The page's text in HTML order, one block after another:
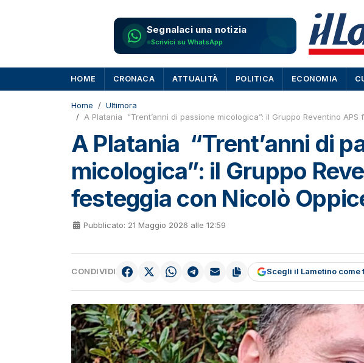
Segnalaci una notizia
Scrivici su WhatsApp
HOME CRONACA ATTUALITÀ POLITICA ECONOMIA
Home
Ultimora
A Platania “Trent’anni di passione micologica”: il Gruppo Reventino
A Platania “Trent’anni di
micologica”: il Gruppo
festeggia con Nicolò
Pubblicato: 21 Maggio 2026 alle 12:59
CONDIVIDI Scegli il Lametino come